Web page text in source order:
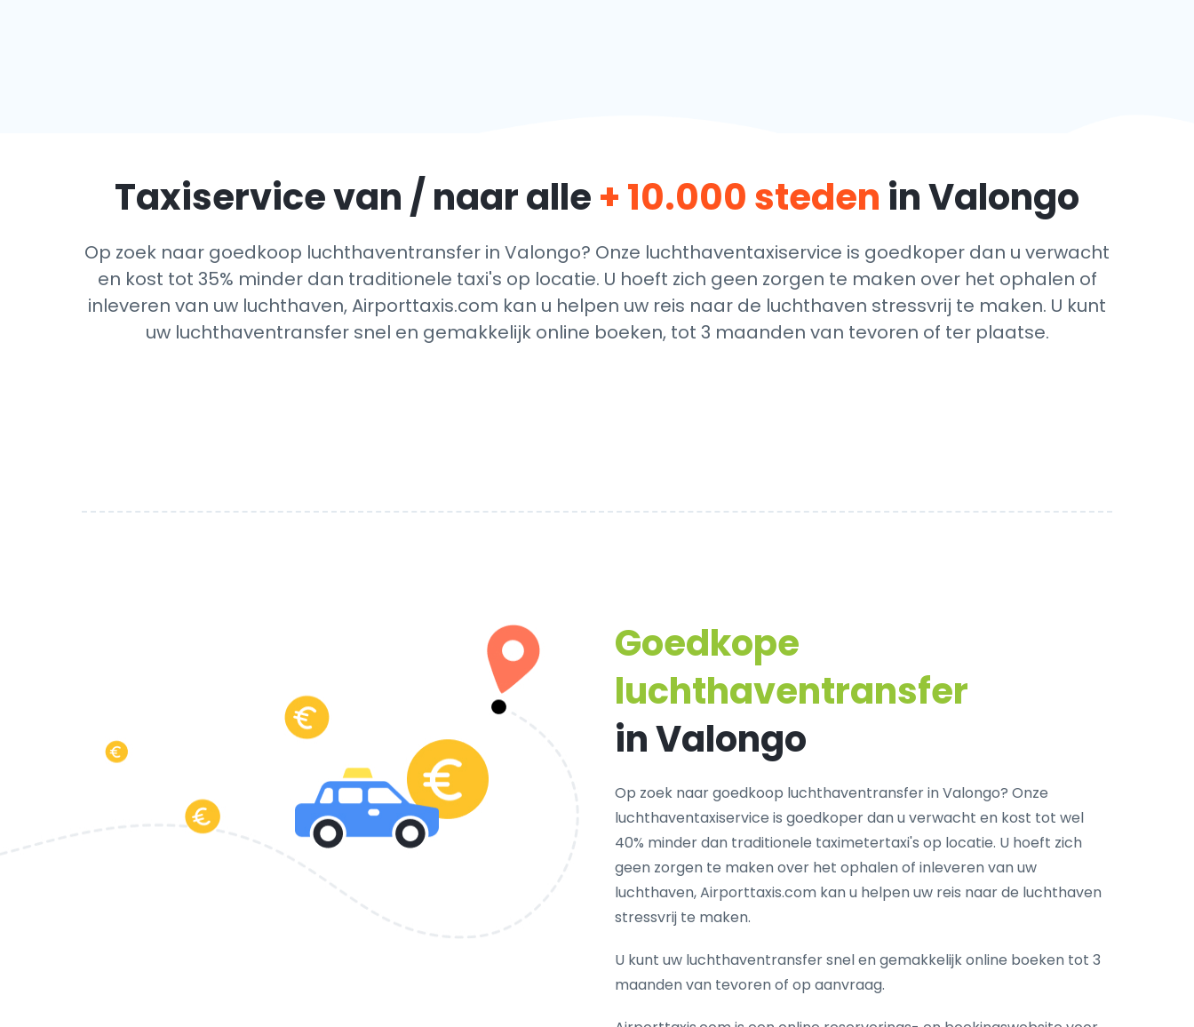
Taxiservice van / naar alle+ 10.000 steden in Valongo
Op zoek naar goedkoop luchthaventransfer in Valongo? Onze luchthaventaxiservice is goedkoper dan u verwacht
en kost tot 35% minder dan traditionele taxi's op locatie. U hoeft zich geen zorgen te maken over het ophalen of
inleveren van uw luchthaven, Airporttaxis.com kan u helpen uw reis naar de luchthaven stressvrij te maken. U kunt
uw luchthaventransfer snel en gemakkelijk online boeken, tot 3 maanden van tevoren of ter plaatse.
Goedkope
luchthaventransfer
in Valongo
Op zoek naar goedkoop luchthaventransfer in Valongo? Onze
luchthaventaxiservice is goedkoper dan u verwacht en kost tot wel
40% minder dan traditionele taximetertaxi's op locatie. U hoeft zich
geen zorgen te maken over het ophalen of inleveren van uw
luchthaven, Airporttaxis.com kan u helpen uw reis naar de luchthaven
stressvrij te maken.
U kunt uw luchthaventransfer snel en gemakkelijk online boeken tot 3
maanden van tevoren of op aanvraag.